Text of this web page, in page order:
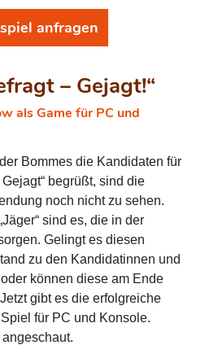
anfragen
– Gejagt!“
als Game für PC und
Bommes die Kandidaten für
begrüßt, sind die
noch nicht zu sehen.
sind es, die in der
Gelingt es diesen
zu den Kandidatinnen und
können diese am Ende
gibt es die erfolgreiche
für PC und Konsole.